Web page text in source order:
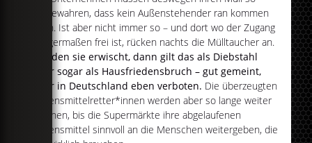
aufbewahren, dass kein Außenstehender ran kommen
kann. Ist aber nicht immer so – und dort wo der Zugang
einigermaßen frei ist, rücken nachts die Mülltaucher an.
Werden sie erwischt, dann gilt das als Diebstahl
oder sogar als Hausfriedensbruch – gut gemeint,
aber in Deutschland eben verboten. Die überzeugten
Lebensmittelretter*innen werden aber so lange weiter
machen, bis die Supermärkte ihre abgelaufenen
Lebensmittel sinnvoll an die Menschen weitergeben, die